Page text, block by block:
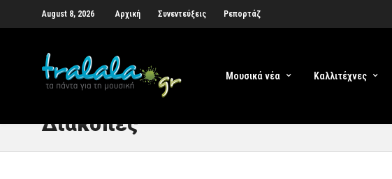
August 8, 2026 Αρχική Συνεντεύξεις Ρεπορτάζ
Μουσικά νέα Καλλιτέχνες
Διακοπές